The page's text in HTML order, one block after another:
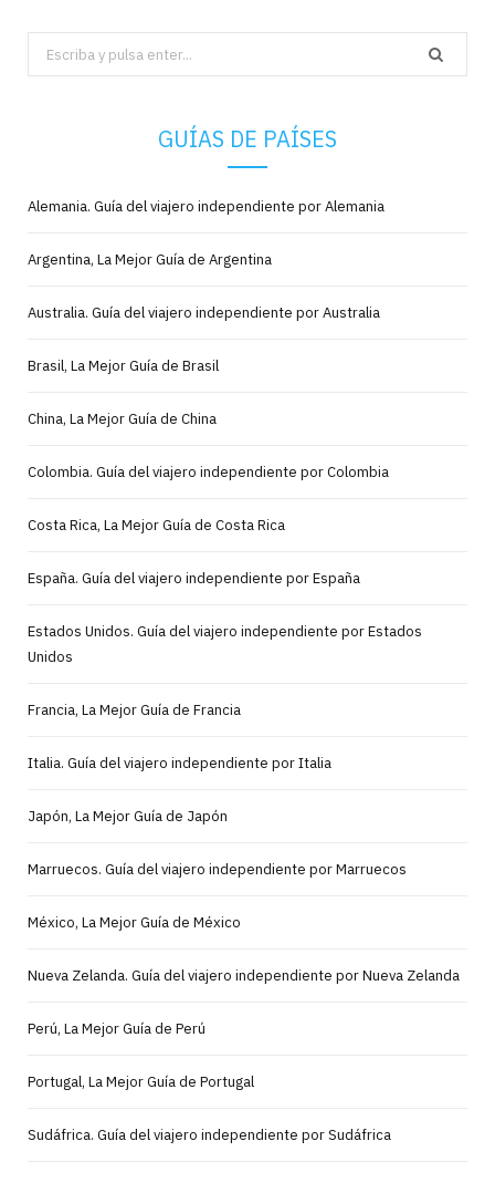
Search
for:
GUÍAS DE PAÍSES
Alemania. Guía del viajero independiente por Alemania
Argentina, La Mejor Guía de Argentina
Australia. Guía del viajero independiente por Australia
Brasil, La Mejor Guía de Brasil
China, La Mejor Guía de China
Colombia. Guía del viajero independiente por Colombia
Costa Rica, La Mejor Guía de Costa Rica
España. Guía del viajero independiente por España
Estados Unidos. Guía del viajero independiente por Estados
Unidos
Francia, La Mejor Guía de Francia
Italia. Guía del viajero independiente por Italia
Japón, La Mejor Guía de Japón
Marruecos. Guía del viajero independiente por Marruecos
México, La Mejor Guía de México
Nueva Zelanda. Guía del viajero independiente por Nueva Zelanda
Perú, La Mejor Guía de Perú
Portugal, La Mejor Guía de Portugal
Sudáfrica. Guía del viajero independiente por Sudáfrica